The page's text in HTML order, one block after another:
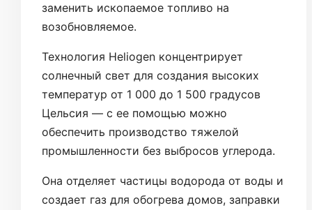
заменить ископаемое топливо на
возобновляемое.
Технология Heliogen концентрирует
солнечный свет для создания высоких
температур от 1 000 до 1 500 градусов
Цельсия — с ее помощью можно
обеспечить производство тяжелой
промышленности без выбросов углерода.
Она отделяет частицы водорода от воды и
создает газ для обогрева домов, заправки